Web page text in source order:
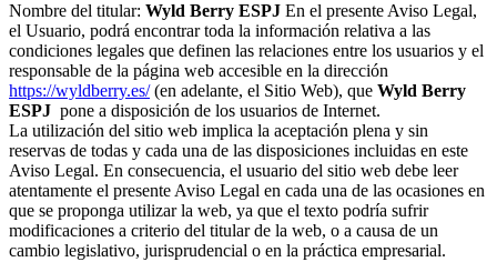
Nombre del titular: Wyld Berry ESPJ En el presente Aviso Legal,
el Usuario, podrá encontrar toda la información relativa a las
condiciones legales que definen las relaciones entre los usuarios y el
responsable de la página web accesible en la dirección
https://wyldberry.es/(en adelante, el Sitio Web), que Wyld Berry
ESPJ pone a disposición de los usuarios de Internet.
La utilización del sitio web implica la aceptación plena y sin
reservas de todas y cada una de las disposiciones incluidas en este
Aviso Legal. En consecuencia, el usuario del sitio web debe leer
atentamente el presente Aviso Legal en cada una de las ocasiones en
que se proponga utilizar la web, ya que el texto podría sufrir
modificaciones a criterio del titular de la web, o a causa de un
cambio legislativo, jurisprudencial o en la práctica empresarial.